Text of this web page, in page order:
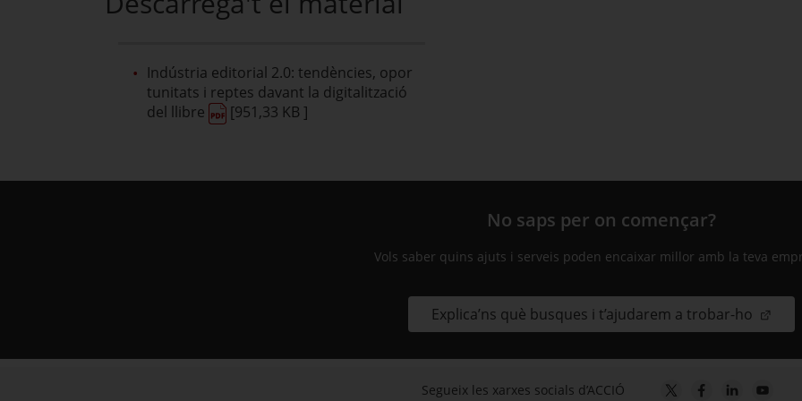
Indústria editorial 2.0: tendències, opor
tunitats i reptes davant la digitalització
del llibre
[951,33 KB ]
No saps per on començar?
Vols saber quins ajuts i serveis poden encaixar millor amb la teva
Explica’ns què busques i t’ajudarem a trobar-ho
Segueix les xarxes socials d’ACCIÓ